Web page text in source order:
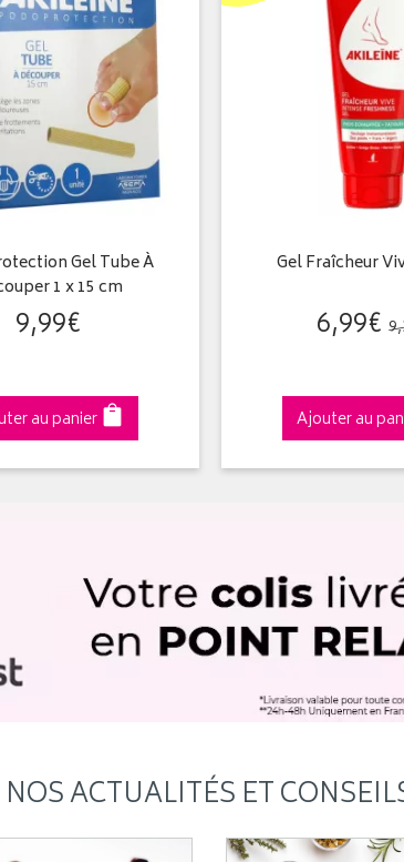
Gel Tube À
1 x 15 cm
9,99€
au panier
Gel Fraîcheur
6,99€ 9,
Ajouter au
NOS ACTUALITÉS ET